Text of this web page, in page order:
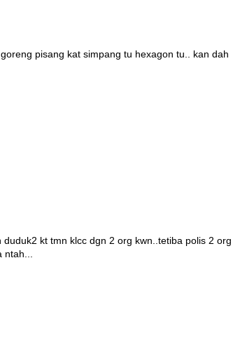
pisang kat simpang tu hexagon tu.. kan dah
kt tmn klcc dgn 2 org kwn..tetiba polis 2 org